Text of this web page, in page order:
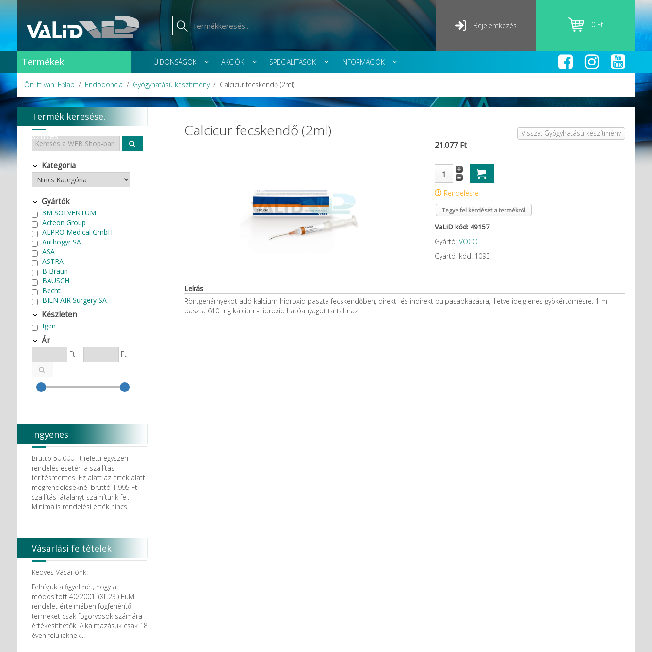
Bejelentkezés 0 Ft
Termékek ÚJDONSÁGOK AKCIÓK SPECIALITÁSOK INFORMÁCIÓK
Őn itt van: Főlap Endodoncia Gyógyhatású készítmény Calcicur fecskendő (2ml)
Vissza: Gyógyhatású készítmény
Calcicur fecskendő (2ml)
21.077 Ft
Rendelésre
Tegye fel kérdését a termékről
VaLiD kód: 49157
Gyártó: VOCO
Gyártói kód: 1093
Leírás
Röntgenárnyékot adó kálcium-hidroxid paszta fecskendőben, direkt- és indirekt pulpasapkázásra, illetve ideiglenes gyökértömésre. 1 ml
paszta 610 mg kálcium-hidroxid hatóanyagot tartalmaz.
Termék keresése,
szűrés
Kategória
Gyártók
3M SOLVENTUM
Acteon Group
ALPRO Medical GmbH
Anthogyr SA
ASA
ASTRA
B Braun
BAUSCH
Becht
BIEN AIR Surgery SA
Bode Chemie
Cardex
Carlo de Giorgi srl
CATTANI SpA
CAVEX
Cefla S.C.
CEMM Dental High Tech Ltd.
Coxo Medical Instrument Co.
Degradable Sol. AG
Degradable Solutions AG
DELTA RT.
Dendia GmbH
DenMat Holdings, LLC
Dental Film srl.
Dental Pacific
Dentis
Dentsolv AB
Detax
DFS
DIADENT
Diaswiss S.A.
Discus Dental PHILIPS
DISPOTECH S.r.l.
DKL
DMG
DÜRR DENTAL SE
DUX
Készleten
Igen
Ár
Ft - Ft
Ingyenes
házhozszállítás
Bruttó 50.000 Ft feletti egyszeri
rendelés esetén a szállítás
térítésmentes. Ez alatt az érték alatti
megrendeléseknél bruttó 1.995 Ft
szállítási átalányt számítunk fel.
Minimális rendelési érték nincs.
Vásárlási feltételek
Kedves Vásárlónk!
Felhívjuk a figyelmét, hogy a
módosított 40/2001. (XII.23.) EüM
rendelet értelmében fogfehérítő
terméket csak fogorvosok számára
értékesíthetők. Alkalmazásuk csak 18
éven felülieknek...